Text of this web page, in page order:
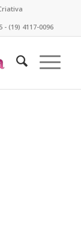
(19) 4117-0096